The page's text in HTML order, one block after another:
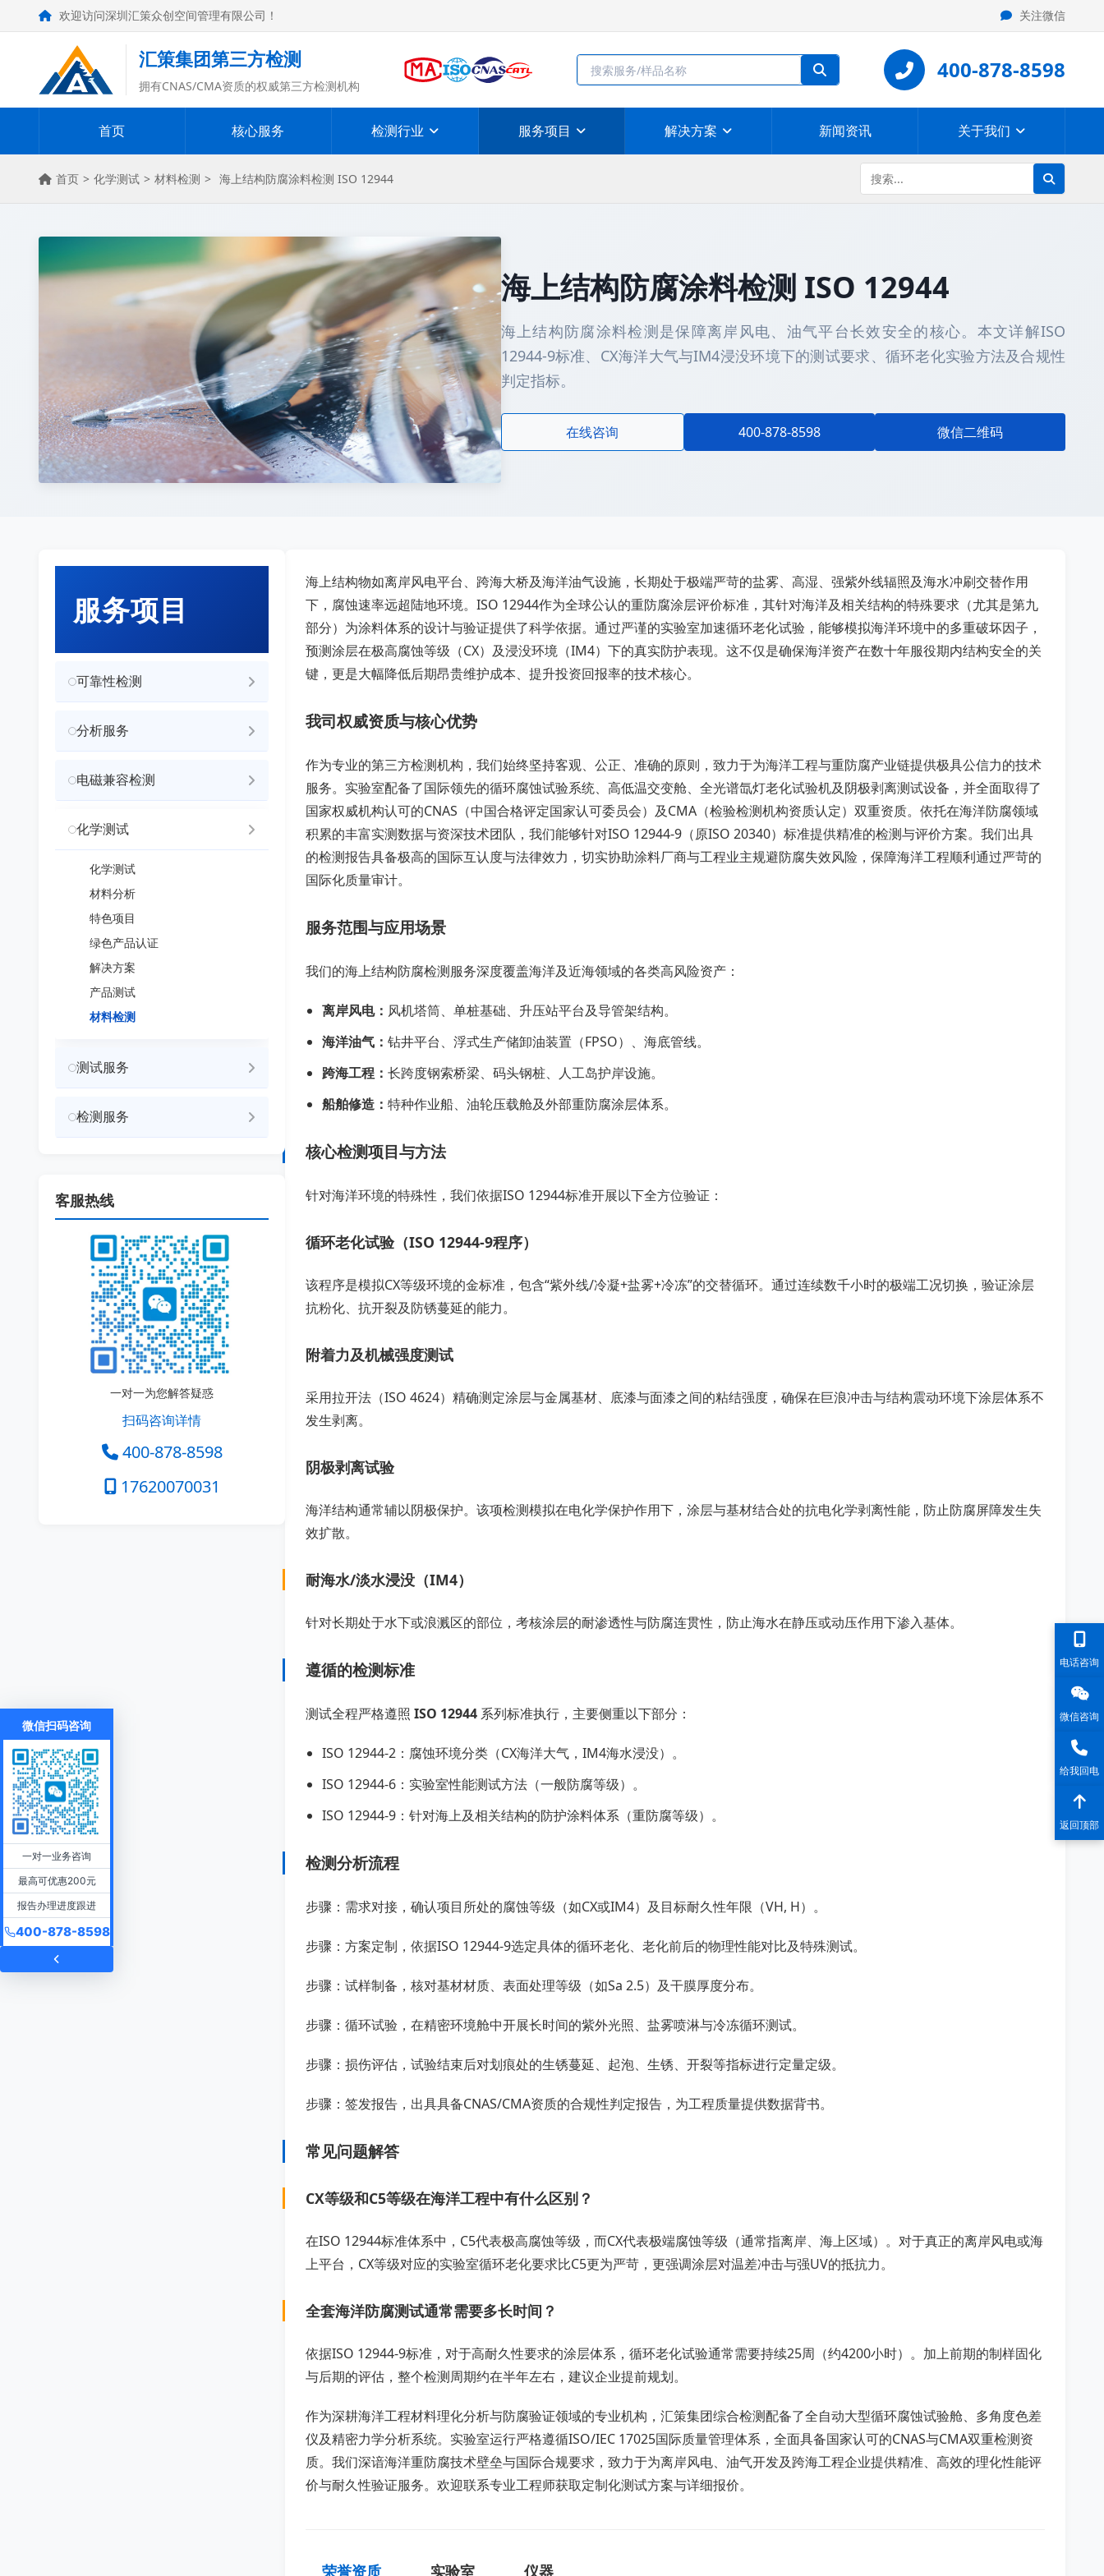
欢迎访问深圳汇策众创空间管理有限公司！ 关注微信
汇策集团第三方检测
拥有CNAS/CMA资质的权威第三方检测机构
400-878-8598
首页 核心服务 检测行业 服务项目 解决方案 新闻资讯 关于我们
首页 > 化学测试 > 材料检测 > 海上结构防腐涂料检测 ISO 12944
海上结构防腐涂料检测 ISO 12944
海上结构防腐涂料检测是保障离岸风电、油气平台长效安全的核心。本文详解ISO
12944-9标准、CX海洋大气与IM4浸没环境下的测试要求、循环老化实验方法及合规性
判定指标。
在线咨询 400-878-8598 微信二维码
海上结构物如离岸风电平台、跨海大桥及海洋油气设施，长期处于极端严苛的盐雾、高湿、强紫外线辐照及海水冲刷交替作用
下，腐蚀速率远超陆地环境。ISO 12944作为全球公认的重防腐涂层评价标准，其针对海洋及相关结构的特殊要求（尤其是第九
部分）为涂料体系的设计与验证提供了科学依据。通过严谨的实验室加速循环老化试验，能够模拟海洋环境中的多重破坏因子，
预测涂层在极高腐蚀等级（CX）及浸没环境（IM4）下的真实防护表现。这不仅是确保海洋资产在数十年服役期内结构安全的关
键，更是大幅降低后期昂贵维护成本、提升投资回报率的技术核心。
我司权威资质与核心优势
作为专业的第三方检测机构，我们始终坚持客观、公正、准确的原则，致力于为海洋工程与重防腐产业链提供极具公信力的技术
服务。实验室配备了国际领先的循环腐蚀试验系统、高低温交变舱、全光谱氙灯老化试验机及阴极剥离测试设备，并全面取得了
国家权威机构认可的CNAS（中国合格评定国家认可委员会）及CMA（检验检测机构资质认定）双重资质。依托在海洋防腐领域
积累的丰富实测数据与资深技术团队，我们能够针对ISO 12944-9（原ISO 20340）标准提供精准的检测与评价方案。我们出具
的检测报告具备极高的国际互认度与法律效力，切实协助涂料厂商与工程业主规避防腐失效风险，保障海洋工程顺利通过严苛的
国际化质量审计。
服务范围与应用场景
我们的海上结构防腐检测服务深度覆盖海洋及近海领域的各类高风险资产：
离岸风电： 风机塔筒、单桩基础、升压站平台及导管架结构。
海洋油气： 钻井平台、浮式生产储卸油装置（FPSO）、海底管线。
跨海工程： 长跨度钢索桥梁、码头钢桩、人工岛护岸设施。
船舶修造： 特种作业船、油轮压载舱及外部重防腐涂层体系。
核心检测项目与方法
针对海洋环境的特殊性，我们依据ISO 12944标准开展以下全方位验证：
循环老化试验（ISO 12944-9程序）
该程序是模拟CX等级环境的金标准，包含“紫外线/冷凝+盐雾+冷冻”的交替循环。通过连续数千小时的极端工况切换，验证涂层
抗粉化、抗开裂及防锈蔓延的能力。
附着力及机械强度测试
采用拉开法（ISO 4624）精确测定涂层与金属基材、底漆与面漆之间的粘结强度，确保在巨浪冲击与结构震动环境下涂层体系不
发生剥离。
阴极剥离试验
海洋结构通常辅以阴极保护。该项检测模拟在电化学保护作用下，涂层与基材结合处的抗电化学剥离性能，防止防腐屏障发生失
效扩散。
耐海水/淡水浸没（IM4）
针对长期处于水下或浪溅区的部位，考核涂层的耐渗透性与防腐连贯性，防止海水在静压或动压作用下渗入基体。
遵循的检测标准
测试全程严格遵照 ISO 12944 系列标准执行，主要侧重以下部分：
ISO 12944-2：腐蚀环境分类（CX海洋大气，IM4海水浸没）。
ISO 12944-6：实验室性能测试方法（一般防腐等级）。
ISO 12944-9：针对海上及相关结构的防护涂料体系（重防腐等级）。
检测分析流程
步骤：需求对接，确认项目所处的腐蚀等级（如CX或IM4）及目标耐久性年限（VH, H）。
步骤：方案定制，依据ISO 12944-9选定具体的循环老化、老化前后的物理性能对比及特殊测试。
步骤：试样制备，核对基材材质、表面处理等级（如Sa 2.5）及干膜厚度分布。
步骤：循环试验，在精密环境舱中开展长时间的紫外光照、盐雾喷淋与冷冻循环测试。
步骤：损伤评估，试验结束后对划痕处的生锈蔓延、起泡、生锈、开裂等指标进行定量定级。
步骤：签发报告，出具具备CNAS/CMA资质的合规性判定报告，为工程质量提供数据背书。
常见问题解答
CX等级和C5等级在海洋工程中有什么区别？
在ISO 12944标准体系中，C5代表极高腐蚀等级，而CX代表极端腐蚀等级（通常指离岸、海上区域）。对于真正的离岸风电或海
上平台，CX等级对应的实验室循环老化要求比C5更为严苛，更强调涂层对温差冲击与强UV的抵抗力。
全套海洋防腐测试通常需要多长时间？
依据ISO 12944-9标准，对于高耐久性要求的涂层体系，循环老化试验通常需要持续25周（约4200小时）。加上前期的制样固化
与后期的评估，整个检测周期约在半年左右，建议企业提前规划。
作为深耕海洋工程材料理化分析与防腐验证领域的专业机构，汇策集团综合检测配备了全自动大型循环腐蚀试验舱、多角度色差
仪及精密力学分析系统。实验室运行严格遵循ISO/IEC 17025国际质量管理体系，全面具备国家认可的CNAS与CMA双重检测资
质。我们深谙海洋重防腐技术壁垒与国际合规要求，致力于为离岸风电、油气开发及跨海工程企业提供精准、高效的理化性能评
价与耐久性验证服务。欢迎联系专业工程师获取定制化测试方案与详细报价。
荣誉资质 实验室 仪器
服务项目
可靠性检测
分析服务
电磁兼容检测
化学测试
化学测试
材料分析
特色项目
绿色产品认证
解决方案
产品测试
材料检测
测试服务
检测服务
客服热线
一对一为您解答疑惑
扫码咨询详情
400-878-8598
17620070031
电话咨询
微信咨询
给我回电
返回顶部
微信扫码咨询
一对一业务咨询
最高可优惠200元
报告办理进度跟进
400-878-8598